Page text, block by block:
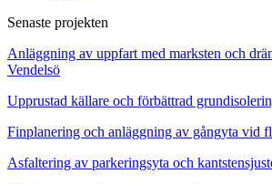
Senaste projekten
Anläggning av uppfart med marksten och
Vendelsö
Upprustad källare och förbättrad
Finplanering och anläggning av gångyta vid
Asfaltering av parkeringsyta och